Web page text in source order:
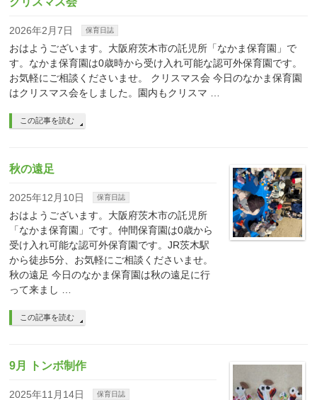
2026年2月7日 保育日誌
おはようございます。大阪府茨木市の託児所「なかま保育園」で
す。なかま保育園は0歳時から受け入れ可能な認可外保育園です。
お気軽にご相談くださいませ。 クリスマス会 今日のなかま保育園
はクリスマス会をしました。園内もクリスマ …
この記事を読む
秋の遠足
2025年12月10日 保育日誌
おはようございます。大阪府茨木市の託児所
「なかま保育園」です。仲間保育園は0歳から
受け入れ可能な認可外保育園です。JR茨木駅
から徒歩5分、お気軽にご相談くださいませ。
秋の遠足 今日のなかま保育園は秋の遠足に行
って来まし …
この記事を読む
9月 トンボ制作
2025年11月14日 保育日誌